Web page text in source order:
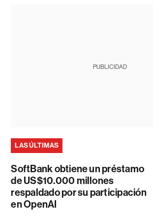
PUBLICIDAD
LAS ÚLTIMAS
SoftBank obtiene un préstamo
de US$10.000 millones
respaldado por su participación
en OpenAI